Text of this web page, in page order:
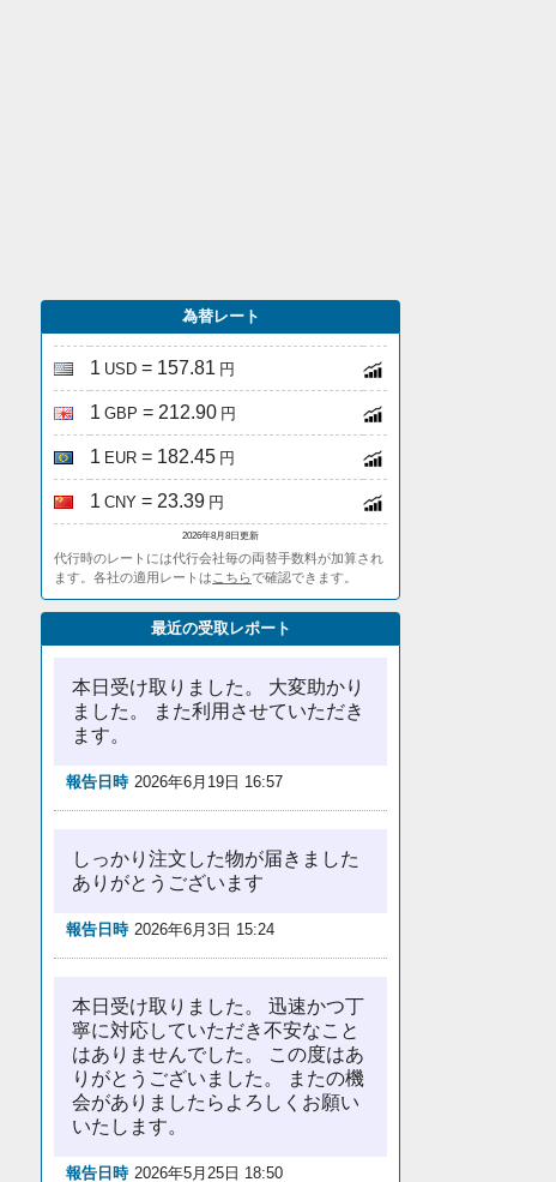
為替レート
1 USD = 157.81 円
1 GBP = 212.90 円
1 EUR = 182.45 円
1 CNY = 23.39 円
2026年8月8日更新
代行時のレートには代行会社毎の両替手数料が加算され
ます。各社の適用レートは こちらで確認できます。
最近の受取レポート
本日受け取りました。 大変助かり
ました。 また利用させていただき
ます。
報告日時 2026年6月19日 16:57
しっかり注文した物が届きました
ありがとうございます
報告日時 2026年6月3日 15:24
本日受け取りました。 迅速かつ丁
寧に対応していただき不安なこと
はありませんでした。 この度はあ
りがとうございました。 またの機
会がありましたらよろしくお願い
いたします。
報告日時 2026年5月25日 18:50